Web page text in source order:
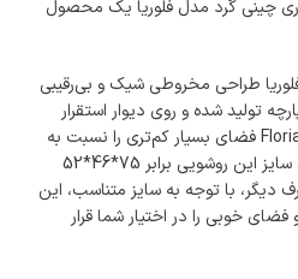
چینی کُرد مدل فلوریا یک محصول
طراحی مخروطی شیک و بی‌رقیبی
تولید شده و روی دیوار استقرار
می‌یابد. در این صورت روشویی Floria فضای بسیار کم‌تری را نسبت به
روشویی‌های دیگر اشغال می‌کند. سایز این روشویی برابر 75*46*52
دیگر، با توجه به سایز متناسب، این
خوبی را در اختیار شما قرار